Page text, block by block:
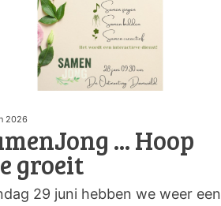
2026
... Hoop
groeit
29 juni hebben we weer een